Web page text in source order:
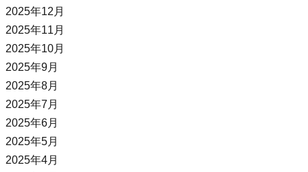
2025年12月
2025年11月
2025年10月
2025年9月
2025年8月
2025年7月
2025年6月
2025年5月
2025年4月